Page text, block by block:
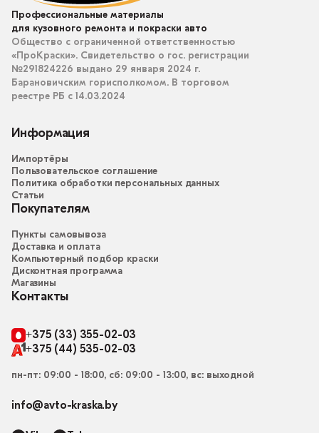
Профессиональные материалы
для кузовного ремонта и покраски авто
Общество с ограниченной ответственностью
«ПроКраски». Свидетельство о гос. регистрации
№291824226 выдано 29 января 2024 г.
Барановичским горисполкомом. В торговом
реестре РБ с 14.03.2024
Информация
Импортёры
Пользовательское соглашение
Политика обработки персональных данных
Статьи
Покупателям
Пункты самовывоза
Доставка и оплата
Компьютерный подбор краски
Дисконтная программа
Магазины
Контакты
+375 (33) 355-02-03
+375 (44) 535-02-03
пн-пт: 09:00 - 18:00, сб: 09:00 - 13:00, вс: выходной
info@avto-kraska.by